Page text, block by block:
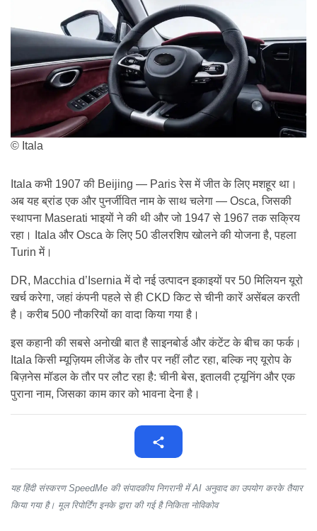
© Itala
Itala कभी 1907 की Beijing — Paris रेस में जीत के लिए मशहूर था।
अब यह ब्रांड एक और पुनर्जीवित नाम के साथ चलेगा — Osca, जिसकी
स्थापना Maserati भाइयों ने की थी और जो 1947 से 1967 तक सक्रिय
रहा। Itala और Osca के लिए 50 डीलरशिप खोलने की योजना है, पहला
Turin में।
DR, Macchia d’Isernia में दो नई उत्पादन इकाइयों पर 50 मिलियन यूरो
खर्च करेगा, जहां कंपनी पहले से ही CKD किट से चीनी कारें असेंबल करती
है। करीब 500 नौकरियों का वादा किया गया है।
इस कहानी की सबसे अनोखी बात है साइनबोर्ड और कंटेंट के बीच का फर्क।
Itala किसी म्यूज़ियम लीजेंड के तौर पर नहीं लौट रहा, बल्कि नए यूरोप के
बिज़नेस मॉडल के तौर पर लौट रहा है: चीनी बेस, इतालवी ट्यूनिंग और एक
पुराना नाम, जिसका काम कार को भावना देना है।
यह हिंदी संस्करण SpeedMe की संपादकीय निगरानी में AI अनुवाद का उपयोग करके तैयार
किया गया है। मूल रिपोर्टिंग इनके द्वारा की गई है निकिता नोविकोव